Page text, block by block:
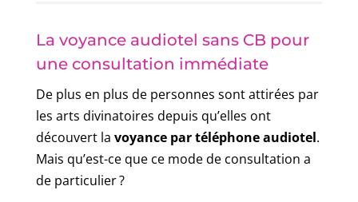
La voyance audiotel sans CB pour
une consultation immédiate
De plus en plus de personnes sont attirées par
les arts divinatoires depuis qu’elles ont
découvert la voyance par téléphone audiotel.
Mais qu’est-ce que ce mode de consultation a
de particulier ?